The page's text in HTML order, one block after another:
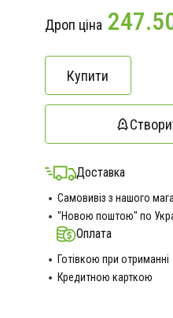
Дроп ціна
Купити
Доставка
Самовивіз з нашого
"Новою поштою" по
Оплата
Готівкою при отриманні
Кредитною карткою